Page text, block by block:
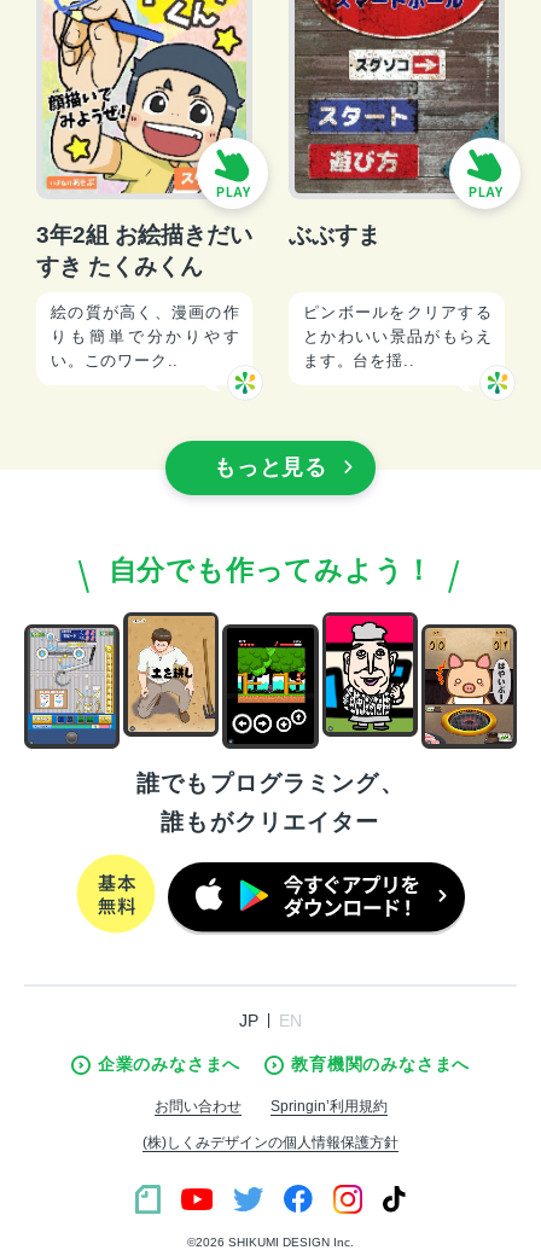
3年2組 お絵描きだい
すき たくみくん
絵の質が高く、漫画の作
りも簡単で分かりやす
い。このワーク..
ぶぶすま
ピンボールをクリアする
とかわいい景品がもらえ
ます。台を揺..
もっと見る
自分でも作ってみよう！
誰でもプログラミング、
誰もがクリエイター
JP EN
企業のみなさまへ 教育機関のみなさまへ
お問い合わせ Springin’利用規約
(株)しくみデザインの個人情報保護方針
©︎2026 SHIKUMI DESIGN Inc.